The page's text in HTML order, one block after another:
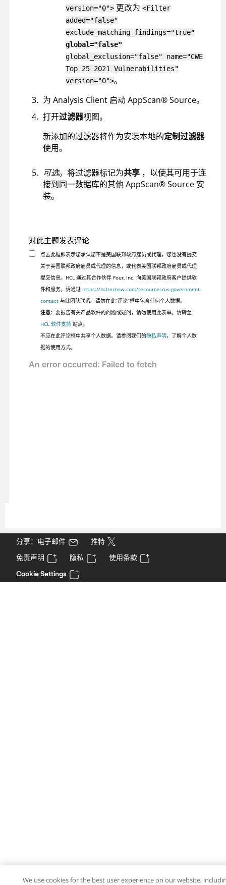
version="0"> 更改为 <Filter
added="false"
exclude_matching_findings="true"
global="false"
global_exclusion="false" name="CWE
Top 25 2021 Vulnerabilities"
version="0">。
为 Analysis Client 启动AppScan®Source。
打开过滤器视图。
新添加的过滤器将作为安装本地的定制过滤器
使用。
可选。将过滤器标记为共享 ，以使其可用于连
接到同一数据库的其他AppScan®Source 安
装。
对此主题发表评论
点击此框即表示您承认您不是美国联邦政府雇员或代理，您也没有提交
关于美国联邦政府雇员或代理的信息，或代表美国联邦政府雇员或代理
提交信息。HCL 通过其合作伙伴 Four, Inc. 向美国联邦政府客户提供软
件和服务。请通过 https://hcltechsw.com/resources/us-government-
contact与此团队联系。请勿在此“评论”框中包含任何个人数据。
注意： 要报告有关产品软件的问题或疑问，请勿使用此表单。请转至
HCL 软件支持站点。
不应在此评论框中共享个人数据。请参阅我们的隐私声明，了解个人数
据的使用方式。
分享：电子邮件
推特
免责声明
隐私
使用条款
Cookie Settings
We use cookies for the best user experience on our website,